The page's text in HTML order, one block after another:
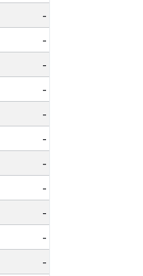
-
-
-
-
-
-
-
-
-
-
-